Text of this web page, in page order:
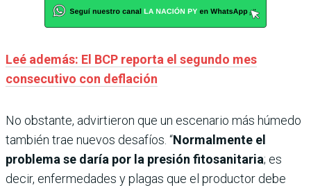
Leé además: El BCP reporta el segundo mes
consecutivo con deflación
No obstante, advirtieron que un escenario más húmedo
también trae nuevos desafíos. “Normalmente el
problema se daría por la presión fitosanitaria; es
decir, enfermedades y plagas que el productor debe